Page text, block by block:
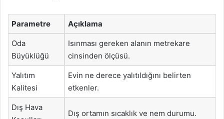
Parametre Açıklama
Oda
Büyüklüğü
Isınması gereken alanın metrekare
cinsinden ölçüsü.
Yalıtım
Kalitesi
Evin ne derece yalıtıldığını belirten
etkenler.
Dış Hava
Dış ortamın sıcaklık ve nem durumu.